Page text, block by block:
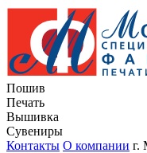
Пошив
Печать
Вышивка
Сувениры
Контакты О компании г.